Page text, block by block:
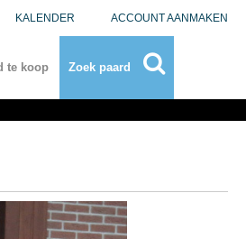
KALENDER ACCOUNT AANMAKEN
te koop Zoek paard